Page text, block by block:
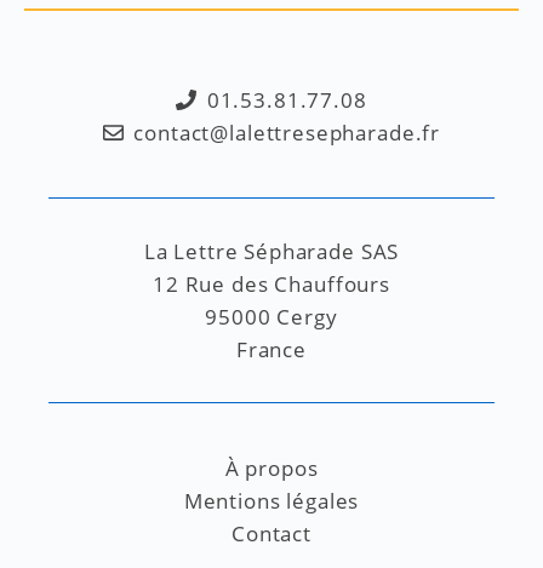
01.53.81.77.08
contact@lalettresepharade.fr
La Lettre Sépharade SAS
12 Rue des Chauffours
95000 Cergy
France
À propos
Mentions légales
Contact